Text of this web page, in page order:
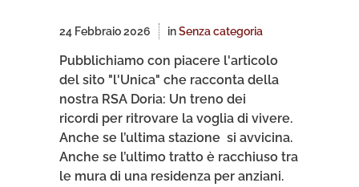
24 Febbraio 2026 inSenza categoria
Pubblichiamo con piacere l'articolo
del sito "l'Unica" che racconta della
nostra RSA Doria: Un treno dei
ricordi per ritrovare la voglia di vivere.
Anche se l’ultima stazione si avvicina.
Anche se l’ultimo tratto è racchiuso tra
le mura di una residenza per anziani.